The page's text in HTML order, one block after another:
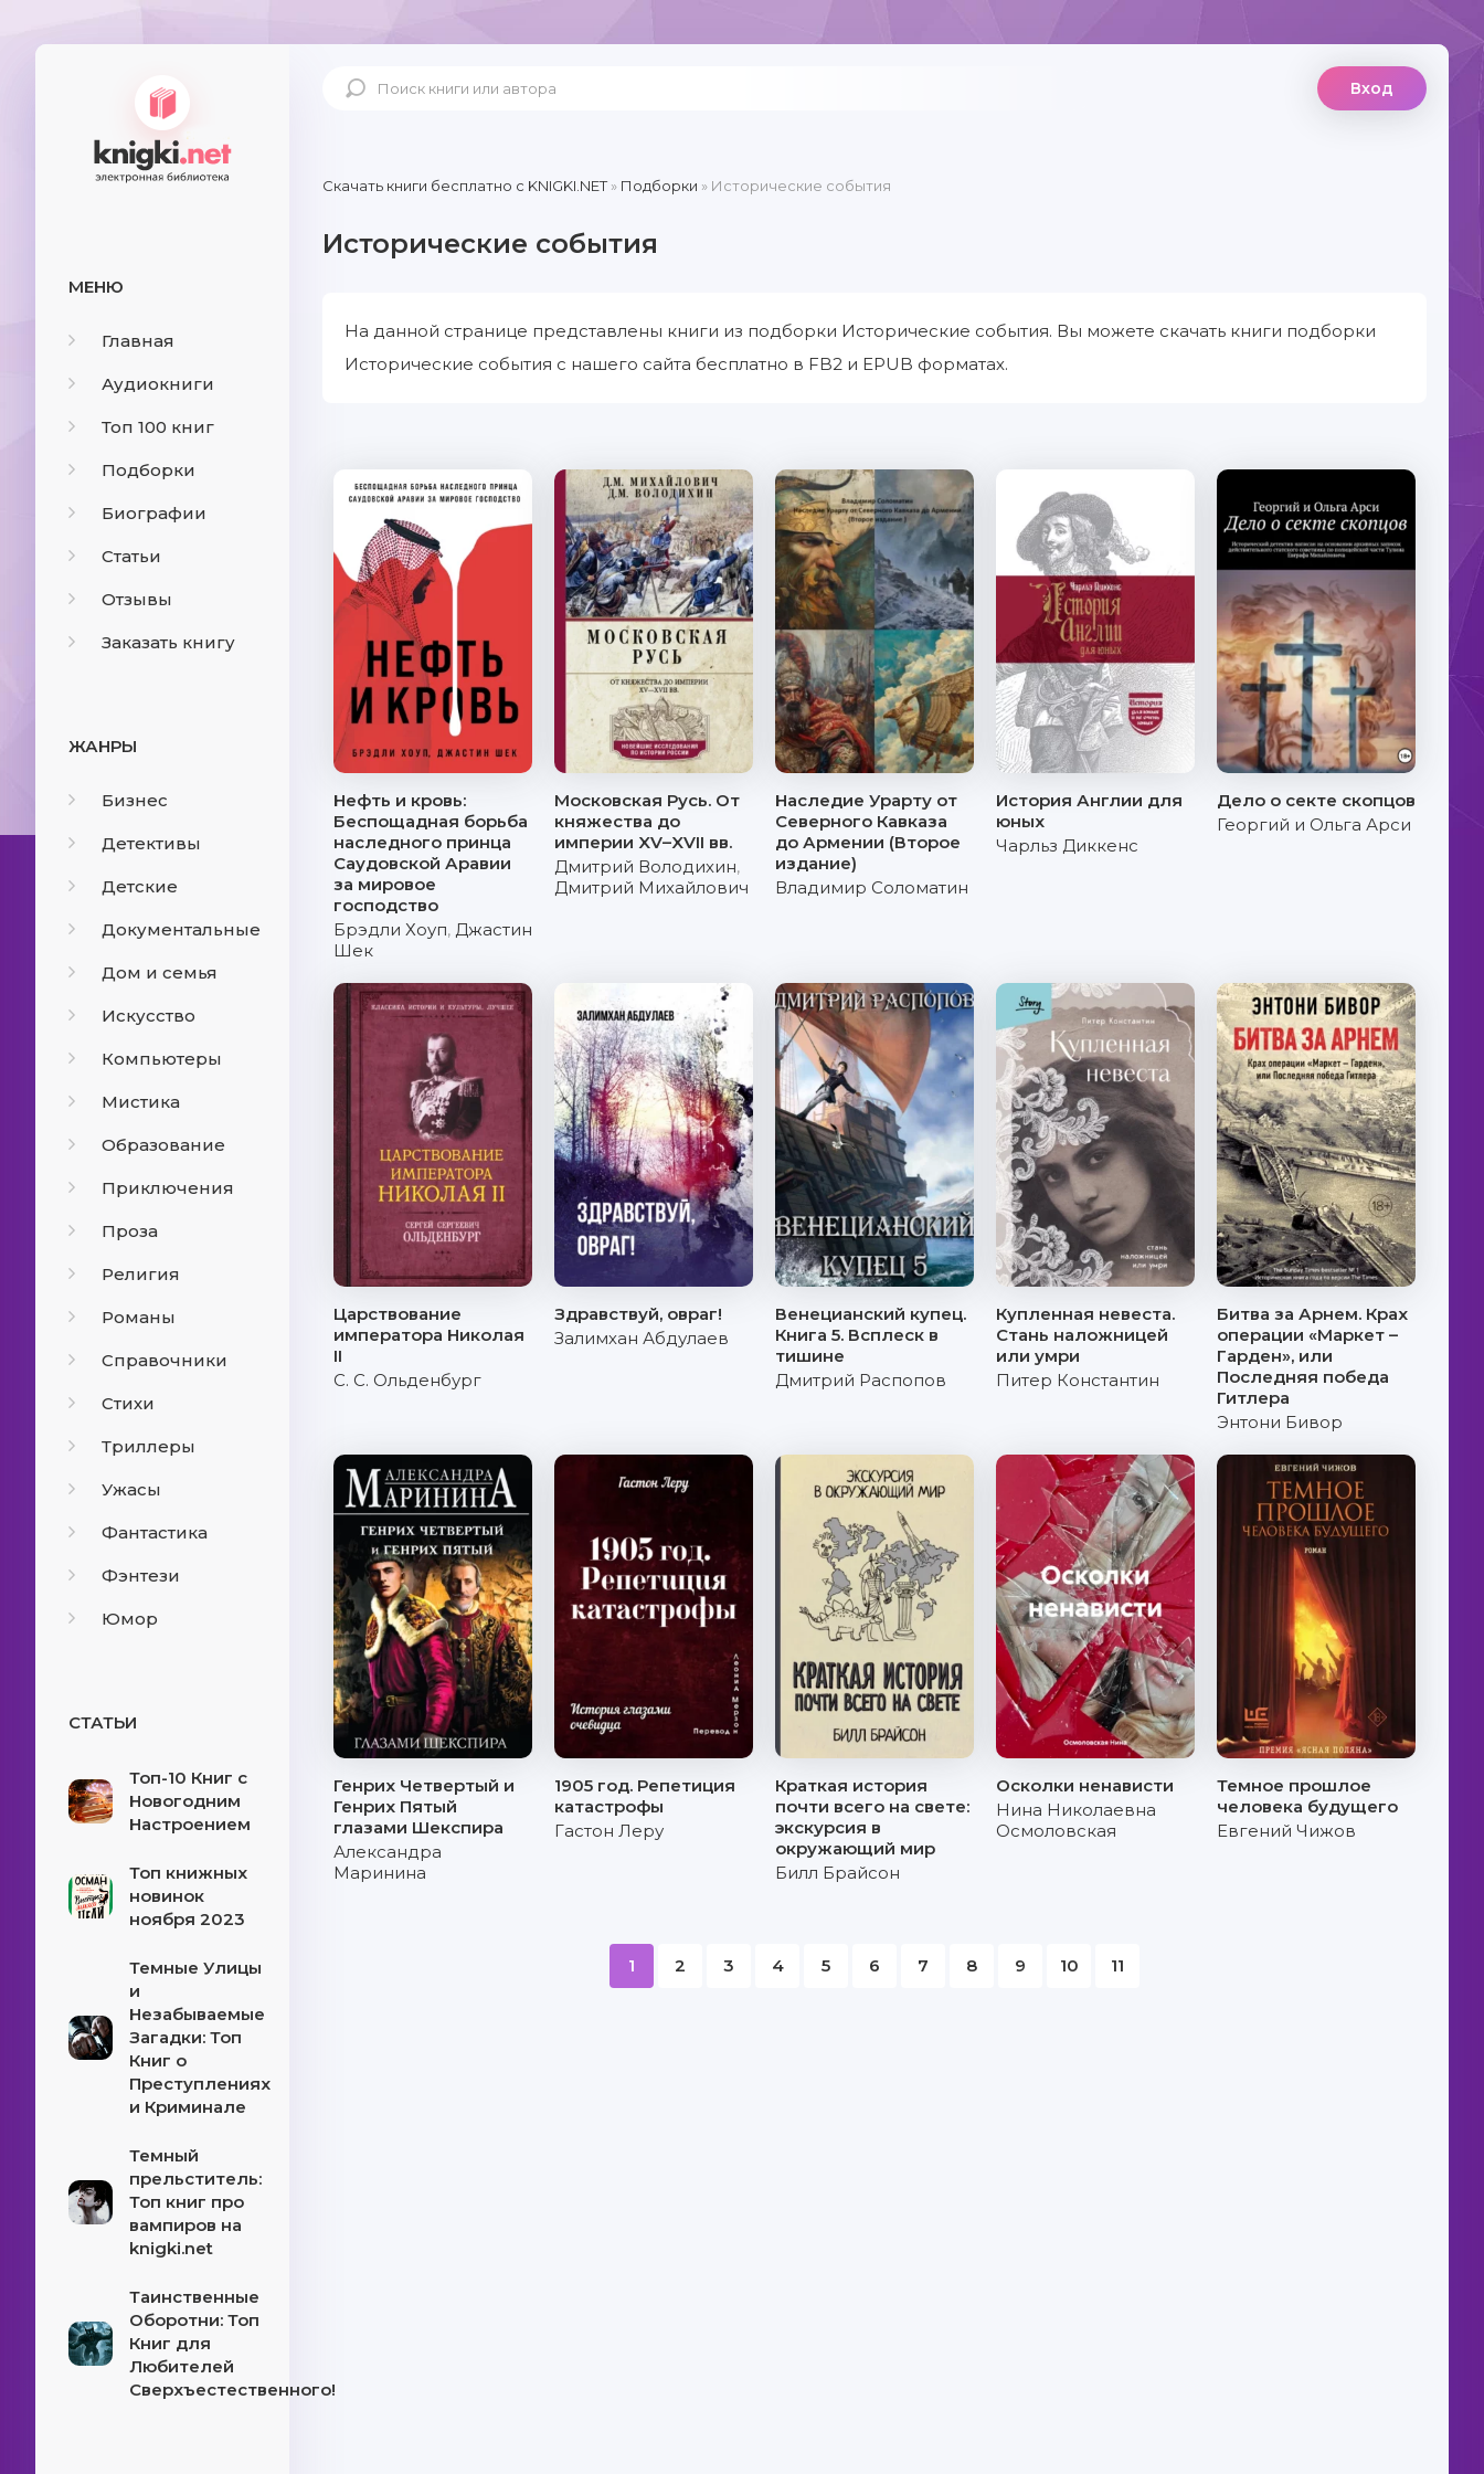
МЕНЮ
Главная
Аудиокниги
Топ 100 книг
Подборки
Биографии
Статьи
Отзывы
Заказать книгу
ЖАНРЫ
Бизнес
Детективы
Детские
Документальные
Дом и семья
Искусство
Компьютеры
Мистика
Образование
Приключения
Проза
Религия
Романы
Справочники
Стихи
Триллеры
Ужасы
Фантастика
Фэнтези
Юмор
СТАТЬИ
Топ-10 Книг с
Новогодним
Настроением
Топ книжных
новинок
ноября 2023
Темные Улицы
и
Незабываемые
Загадки: Топ
Книг о
Преступлениях
и Криминале
Темный
прельститель:
Топ книг про
вампиров на
knigki.net
Таинственные
Оборотни: Топ
Книг для
Любителей
Сверхъестественного!
Вход
Скачать книги бесплатно c KNIGKI.NET» Подборки » Исторические события
Исторические события
На данной странице представлены книги из подборки Исторические события. Вы можете скачать книги подборки
Исторические события с нашего сайта бесплатно в FB2 и EPUB форматах.
Нефть и кровь:
Беспощадная борьба
наследного принца
Саудовской Аравии
за мировое
господство
Брэдли Хоуп, Джастин
Шек
Московская Русь. От
княжества до
империи XV–XVII вв.
Дмитрий Володихин,
Дмитрий Михайлович
Наследие Урарту от
Северного Кавказа
до Армении (Второе
издание)
Владимир Соломатин
История Англии для
юных
Чарльз Диккенс
Дело о секте скопцов
Георгий и Ольга Арси
Царствование
императора Николая
II
С. С. Ольденбург
Здравствуй, овраг!
Залимхан Абдулаев
Венецианский купец.
Книга 5. Всплеск в
тишине
Дмитрий Распопов
Купленная невеста.
Стань наложницей
или умри
Питер Константин
Битва за Арнем. Крах
операции «Маркет –
Гарден», или
Последняя победа
Гитлера
Энтони Бивор
Генрих Четвертый и
Генрих Пятый
глазами Шекспира
Александра
Маринина
1905 год. Репетиция
катастрофы
Гастон Леру
Краткая история
почти всего на свете:
экскурсия в
окружающий мир
Билл Брайсон
Осколки ненависти
Нина Николаевна
Осмоловская
Темное прошлое
человека будущего
Евгений Чижов
1 2 3 4 5 6 7 8 9 10 11